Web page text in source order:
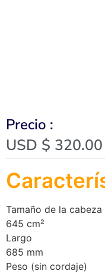
Precio :
USD $ 320.00
Tamaño de la cabeza
645 cm²
Largo
685 mm
Peso (sin cordaje)